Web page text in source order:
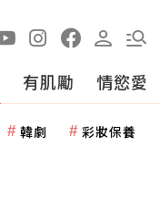
有肌勵 情慾愛
韓劇 彩妝保養